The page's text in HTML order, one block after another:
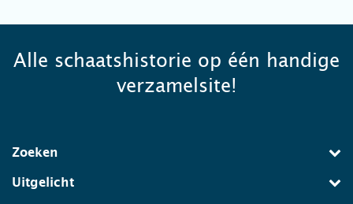
Alle schaatshistorie op één handige
verzamelsite!
Zoeken
Uitgelicht